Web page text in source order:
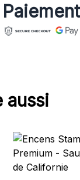
aussi